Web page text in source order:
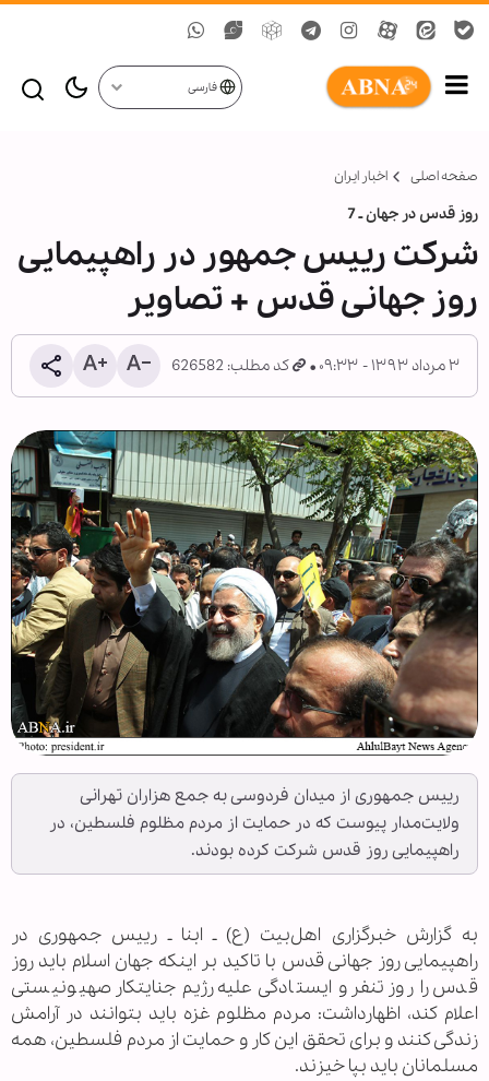
فارسی
صفحه اصلی اخبار ایران
روز قدس در جهان ـ 7
شرکت رییس جمهور در راهپیمایی
روز جهانی قدس + تصاویر
۳ مرداد ۱۳۹۳ - ۰۹:۳۳ کد مطلب: 626582
رییس جمهوری از میدان فردوسی به جمع هزاران تهرانی
ولایت‌مدار پیوست که در حمایت از مردم مظلوم فلسطین، در
راهپیمایی روز قدس شرکت کرده بودند.
به گزارش خبرگزاری اهل‌بیت (ع) ـ ابنا ـ رییس‌ جمهوری در
راهپیمایی روز جهانی قدس با تاکید بر اینکه جهان اسلام باید روز
قدس را روز تنفر و ایستادگی علیه رژیم جنایتکار صهیونیستی
اعلام کند، اظهارداشت: مردم مظلوم غزه باید بتوانند در آرامش
زندگی کنند و برای تحقق این کار و حمایت از مردم فلسطین، همه
مسلمانان باید بپا خیزند.